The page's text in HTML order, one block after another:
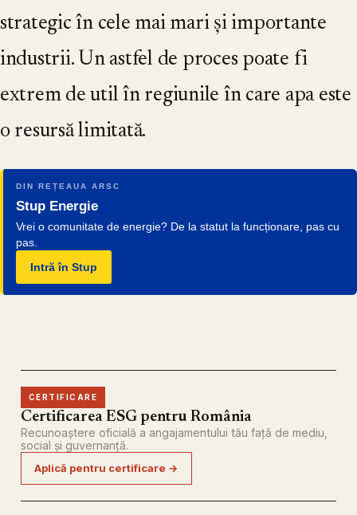
strategic în cele mai mari și importante
industrii. Un astfel de proces poate fi
extrem de util în regiunile în care apa este
o resursă limitată.
DIN REȚEAUA ARSC
Stup Energie
Vrei o comunitate de energie? De la statut la funcționare, pas cu
pas.
Intră în Stup
CERTIFICARE
Certificarea ESG pentru România
Recunoaștere oficială a angajamentului tău față de mediu,
social și guvernanță.
Aplică pentru certificare →